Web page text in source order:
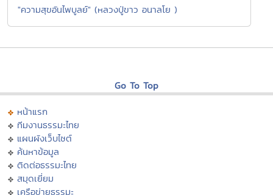
"ความสุขอันไพบูลย์" (หลวงปู่ขาว อนาลโย )
Go To Top
หน้าแรก
ทีมงานธรรมะไทย
แผนผังเว็บไซต์
ค้นหาข้อมูล
ติดต่อธรรมะไทย
สมุดเยี่ยม
เครือข่ายธรรมะ